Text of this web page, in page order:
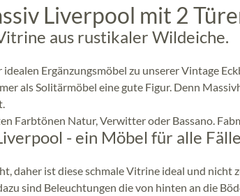
Liverpool mit 2
aus rustikaler Wildeiche.
Ergänzungsmöbel zu unserer Vintage
als Solitärmöbel eine gute Figur. Denn
Farbtönen Natur, Verwitter oder Bassano.
- ein Möbel für alle Fälle
daher ist diese schmale Vitrine ideal und
sind Beleuchtungen die von hinten an die